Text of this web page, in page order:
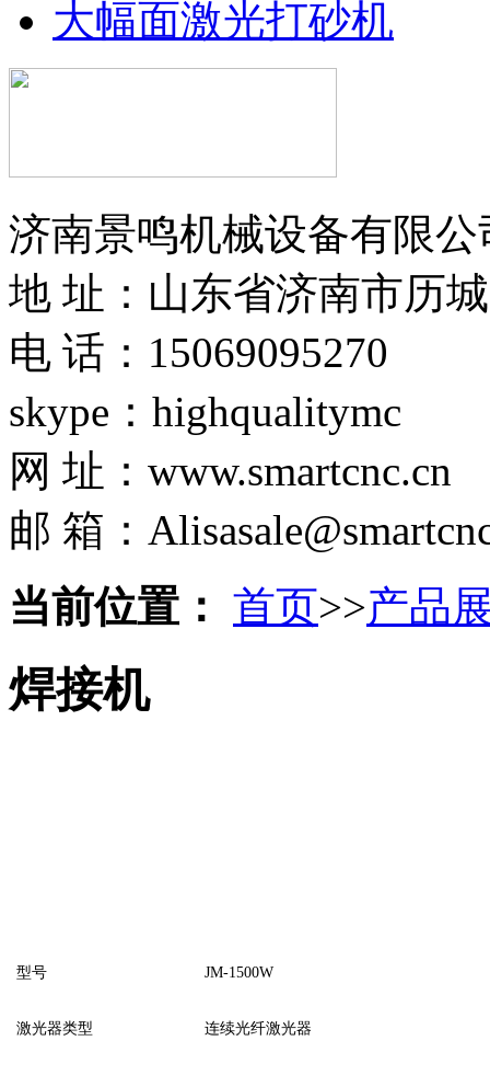
大幅面激光打砂机
济南景鸣机械设备有限公
地 址：山东省济南市历
电 话：15069095270
skype：highqualitymc
网 址：www.smartcnc.cn
邮 箱：
当前位置： 首页>>产品
焊接机
型号 JM-1500W
激光器类型 连续光纤激光器